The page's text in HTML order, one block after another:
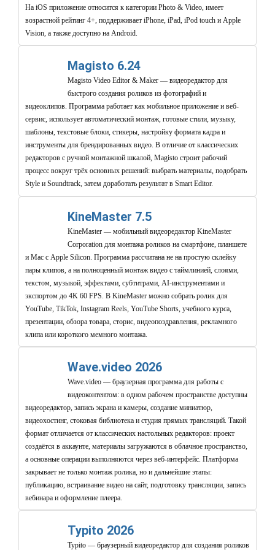
На iOS приложение относится к категории Photo & Video, имеет
возрастной рейтинг 4+, поддерживает iPhone, iPad, iPod touch и Apple
Vision, а также доступно на Android.
Magisto 6.24
Magisto Video Editor & Maker — видеоредактор для
быстрого создания роликов из фотографий и
видеоклипов. Программа работает как мобильное приложение и веб-
сервис, использует автоматический монтаж, готовые стили, музыку,
шаблоны, текстовые блоки, стикеры, настройку формата кадра и
инструменты для брендированных видео. В отличие от классических
редакторов с ручной монтажной шкалой, Magisto строит рабочий
процесс вокруг трёх основных решений: выбрать материалы, подобрать
Style и Soundtrack, затем доработать результат в Smart Editor.
KineMaster 7.5
KineMaster — мобильный видеоредактор KineMaster
Corporation для монтажа роликов на смартфоне, планшете
и Mac с Apple Silicon. Программа рассчитана не на простую склейку
пары клипов, а на полноценный монтаж видео с таймлинией, слоями,
текстом, музыкой, эффектами, субтитрами, AI-инструментами и
экспортом до 4K 60 FPS. В KineMaster можно собрать ролик для
YouTube, TikTok, Instagram Reels, YouTube Shorts, учебного курса,
презентации, обзора товара, сторис, видеопоздравления, рекламного
клипа или короткого мемного монтажа.
Wave.video 2026
Wave.video — браузерная программа для работы с
видеоконтентом: в одном рабочем пространстве доступны
видеоредактор, запись экрана и камеры, создание миниатюр,
видеохостинг, стоковая библиотека и студия прямых трансляций. Такой
формат отличается от классических настольных редакторов: проект
создаётся в аккаунте, материалы загружаются в облачное пространство,
а основные операции выполняются через веб-интерфейс. Платформа
закрывает не только монтаж ролика, но и дальнейшие этапы:
публикацию, встраивание видео на сайт, подготовку трансляции, запись
вебинара и оформление плеера.
Typito 2026
Typito — браузерный видеоредактор для создания роликов